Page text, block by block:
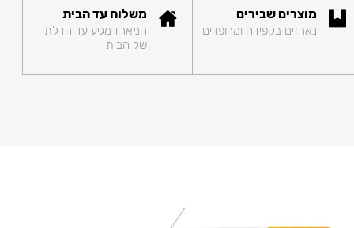
מוצרים שבירים
נארזים בקפידה ומרופדים
משלוח עד הבית
המארז מגיע עד הדלת
של הבית